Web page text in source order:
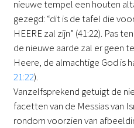
nieuwe tempel een houten
gezegd: “dit is de tafel die
HEERE zal zijn” (41:22). Pas
de nieuwe aarde zal er geen
Heere, de almachtige God is
21:22).
Vanzelfsprekend getuigt de
facetten van de Messias van
rondom voorzien van